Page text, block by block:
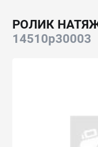
РОЛИК
14510p30003